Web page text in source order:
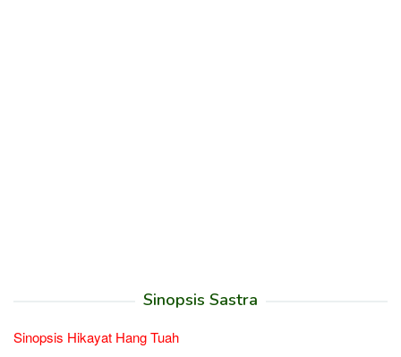
Sinopsis Sastra
Sinopsis Hikayat Hang Tuah